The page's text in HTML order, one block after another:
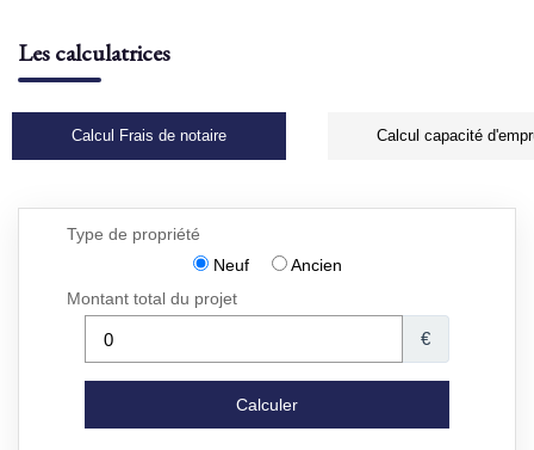
Les calculatrices
Calcul Frais de notaire Calcul capacité